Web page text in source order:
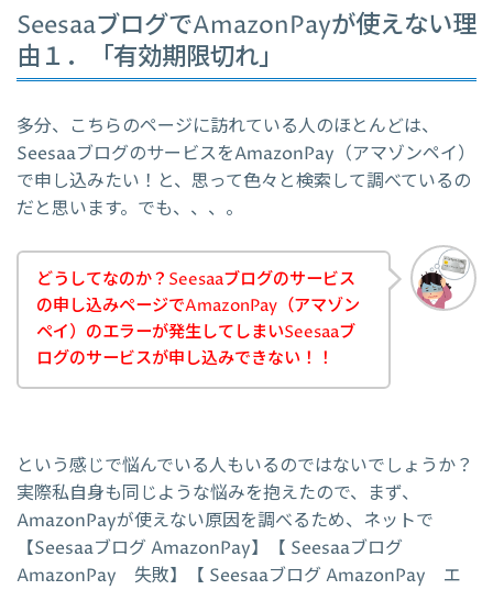
SeesaaブログでAmazonPayが使えない理
由１．「有効期限切れ」
多分、こちらのページに訪れている人のほとんどは、
SeesaaブログのサービスをAmazonPay（アマゾンペイ）
で申し込みたい！と、思って色々と検索して調べているの
だと思います。でも、、、。
どうしてなのか？Seesaaブログのサービス
の申し込みページでAmazonPay（アマゾン
ペイ）のエラーが発生してしまいSeesaaブ
ログのサービスが申し込みできない！！
という感じで悩んでいる人もいるのではないでしょうか？
実際私自身も同じような悩みを抱えたので、まず、
AmazonPayが使えない原因を調べるため、ネットで
【Seesaaブログ AmazonPay】【 Seesaaブログ
AmazonPay 失敗】【 Seesaaブログ AmazonPay エ